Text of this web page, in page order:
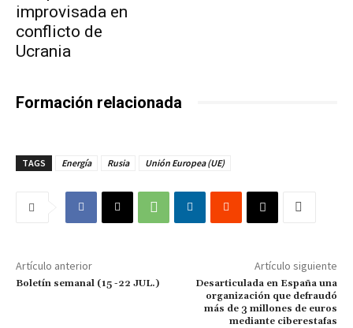
improvisada en
conflicto de
Ucrania
Formación relacionada
TAGS Energía Rusia Unión Europea (UE)
Artículo anterior
Boletín semanal (15 -22 JUL.)
Artículo siguiente
Desarticulada en España una
organización que defraudó
más de 3 millones de euros
mediante ciberestafas